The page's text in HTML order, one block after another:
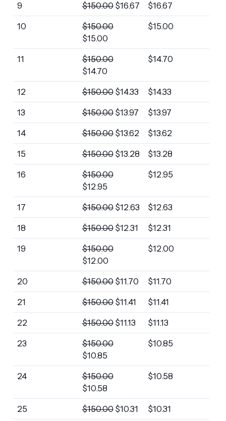
9 $150.00 $16.67 $16.67
10 $150.00
$15.00
$15.00
11 $150.00
$14.70
$14.70
12 $150.00 $14.33 $14.33
13 $150.00 $13.97 $13.97
14 $150.00 $13.62 $13.62
15 $150.00 $13.28 $13.28
16 $150.00
$12.95
$12.95
17 $150.00 $12.63 $12.63
18 $150.00 $12.31 $12.31
19 $150.00
$12.00
$12.00
20 $150.00 $11.70 $11.70
21 $150.00 $11.41 $11.41
22 $150.00 $11.13 $11.13
23 $150.00
$10.85
$10.85
24 $150.00
$10.58
$10.58
25 $150.00 $10.31 $10.31